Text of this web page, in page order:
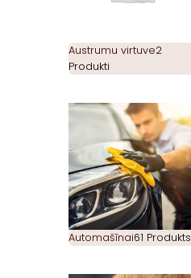
Austrumu virtuve2
Produkti
Automašīnai61 Produkts